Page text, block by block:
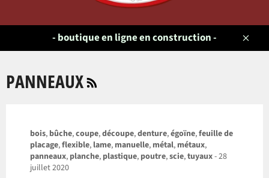
- boutique en ligne en construction -
Close
PANNEAUX
bois, bûche,coupe,découpe,denture,égoïne,feuille de
placage,flexible, lame, manuelle, métal, métaux,
panneaux, planche, plastique, poutre,scie,tuyaux-28
juillet 2020